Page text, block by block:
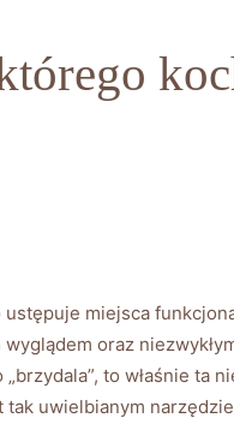
miejsca
⁤oraz
to właśnie ta
uwielbianym‌